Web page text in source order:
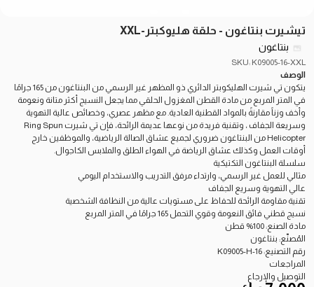
تيشيرت بنتاغون - حلقة هليوكبتر-XXL
بنتاغون
SKU: K09005-16-XXL
الوصف
يتكون تي شيرت الهليكوبتر الدائري ذو المظهر غير الرسمي من البنتاغون من 165 جرامًا
في المتر المربع من مادة القطن المغزول الحلقي مما يجعل النسيج أكثر متانة ونعومة
وأخف وزناً مقارنةً بالمواد القطنية العادية. مع مظهر عصري، وخصائص عالية التهوية
وسريعة الجفاف ، وتقنية فريدة من نوعها عديمة الرائحة، فإن تي شيرت Ring Spun
Helicopter من البنتاغون ضروري لجميع عشاق الصالة الرياضية، والموظفين خارج
أوقات العمل وكذلك عشاق الرياضة في الهواء الطلق والملابس الكاجوال.
سلسلة البنتاغون التكتيكية
مثالي للعمل غير الرسمي، وارتداء مرفق التدريب والاستخدام اليومي
عالي التهوية وسريع الجفاف
تقنية مقاومة الرائحة للحفاظ على مستويات عالية من النظافة الشخصية
نسيج قطني فائق النعومة وقوي التحمل 165 جرامًا في المتر المربع
مادة الصنع: 100% قطن
المُصنّع: بنتاغون
رقم التصنيع: K09005-H-16
المراجعات
التوصيل والإرجاع